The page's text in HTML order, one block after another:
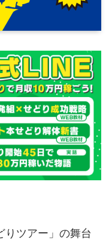
りツアー」の舞台